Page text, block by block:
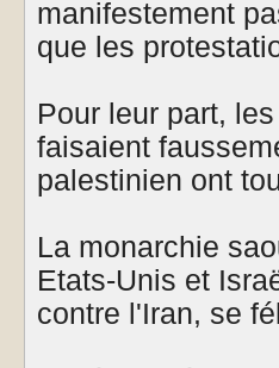
manifestement
que les
Pour leur part,
faisaient
palestinien ont
La monarchie
Etats-Unis et
contre l'Iran, se